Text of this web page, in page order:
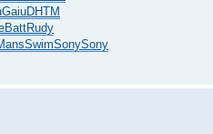
GaiuDHTM
BattRudy
SwimSonySony